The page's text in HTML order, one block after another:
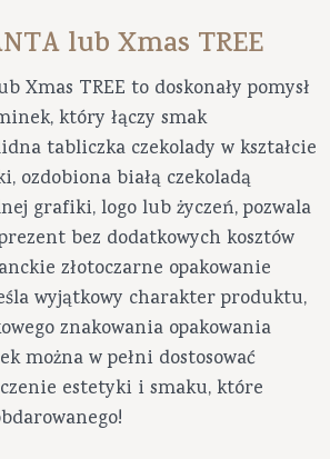
lub Xmas TREE
Xmas TREE to doskonały pomysł
który łączy smak
tabliczka czekolady w kształcie
ozdobiona białą czekoladą
grafiki, logo lub życzeń, pozwala
bez dodatkowych kosztów
złotoczarne opakowanie
wyjątkowy charakter produktu,
znakowania opakowania
można w pełni dostosować
estetyki i smaku, które